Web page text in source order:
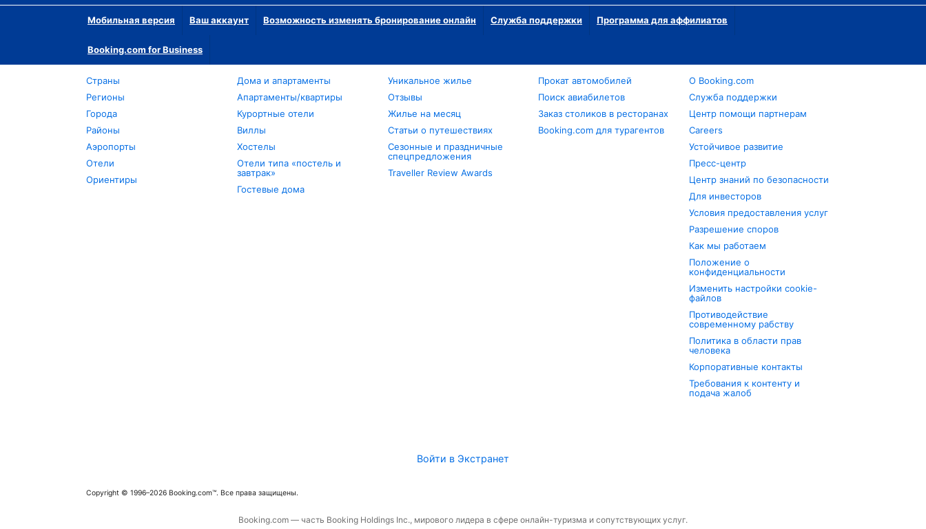
Мобильная версия Ваш аккаунт Возможность изменять бронирование онлайн Служба поддержки Программа для аффилиатов
Booking.com for Business
Страны
Регионы
Города
Районы
Аэропорты
Отели
Ориентиры
Дома и апартаменты
Апартаменты/квартиры
Курортные отели
Виллы
Хостелы
Отели типа «постель и
завтрак»
Гостевые дома
Уникальное жилье
Отзывы
Жилье на месяц
Статьи о путешествиях
Сезонные и праздничные
спецпредложения
Traveller Review Awards
Прокат автомобилей
Поиск авиабилетов
Заказ столиков в ресторанах
Booking.com для турагентов
О Booking.com
Служба поддержки
Центр помощи партнерам
Careers
Устойчивое развитие
Пресс-центр
Центр знаний по безопасности
Для инвесторов
Условия предоставления услуг
Разрешение споров
Как мы работаем
Положение о
конфиденциальности
Изменить настройки cookie-
файлов
Противодействие
современному рабству
Политика в области прав
человека
Корпоративные контакты
Требования к контенту и
подача жалоб
Войти в Экстранет
Copyright © 1996–2026 Booking.com™. Все права защищены.
Booking.com — часть Booking Holdings Inc., мирового лидера в сфере онлайн-туризма и сопутствующих услуг.